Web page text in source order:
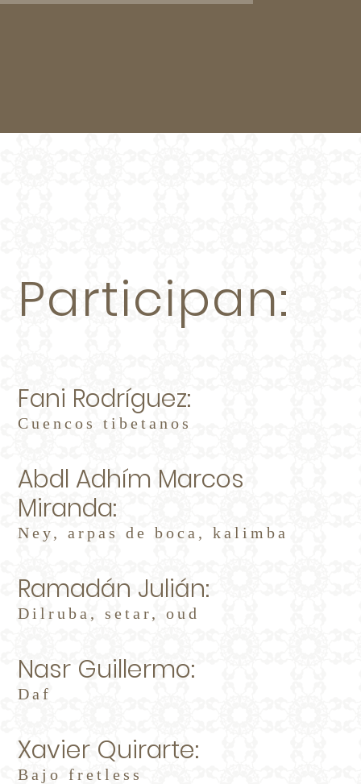
Participan:
Fani Rodríguez:
Cuencos tibetanos
Abdl Adhím Marcos
Miranda:
Ney, arpas de boca, kalimba
Ramadán Julián:
Dilruba, setar, oud
Nasr Guillermo:
Daf
Xavier Quirarte:
Bajo fretless